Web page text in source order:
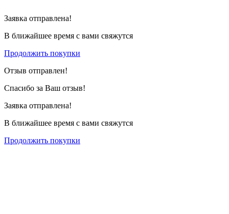
Заявка отправлена!
В ближайшее время с вами свяжутся
Продолжить покупки
Отзыв отправлен!
Спасибо за Ваш отзыв!
Заявка отправлена!
В ближайшее время с вами свяжутся
Продолжить покупки